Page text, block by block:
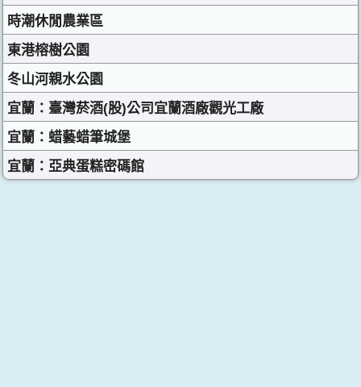
時潮休閒農業區
東港榕樹公園
冬山河親水公園
宜蘭：臺灣菸酒(股)公司宜蘭酒廠觀光工廠
宜蘭：蜡藝蜡筆城堡
宜蘭：亞典蛋糕密碼館